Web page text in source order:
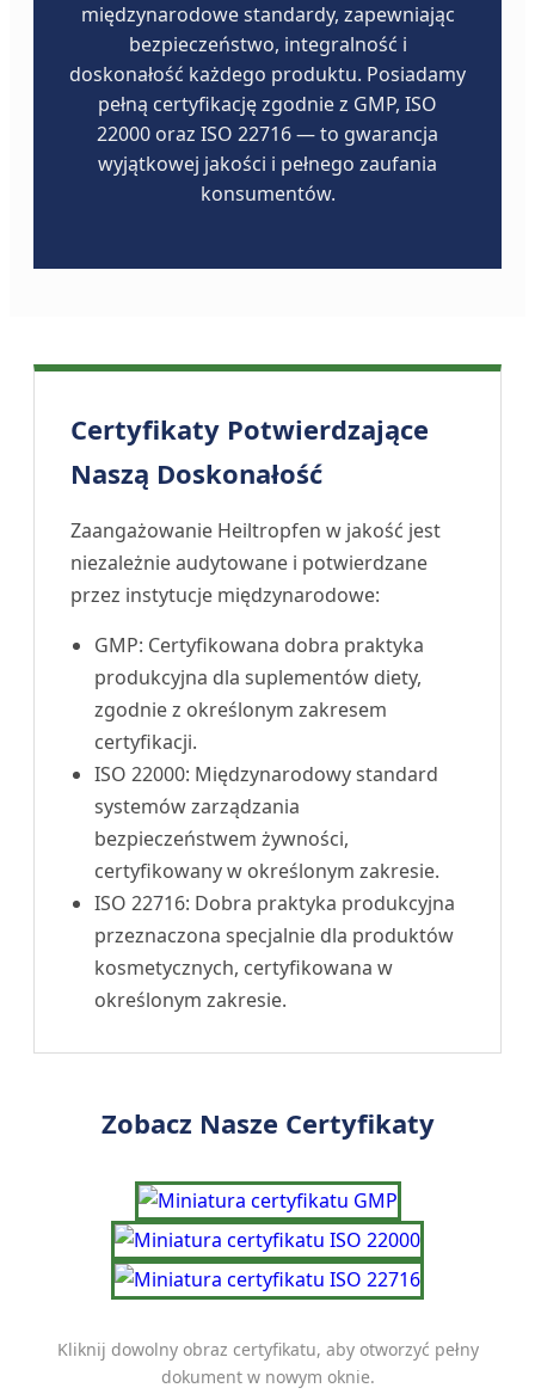
międzynarodowe standardy, zapewniając
bezpieczeństwo, integralność i
doskonałość każdego produktu. Posiadamy
pełną certyfikację zgodnie z GMP, ISO
22000 oraz ISO 22716 — to gwarancja
wyjątkowej jakości i pełnego zaufania
konsumentów.
Certyfikaty Potwierdzające
Naszą Doskonałość
Zaangażowanie Heiltropfen w jakość jest
niezależnie audytowane i potwierdzane
przez instytucje międzynarodowe:
GMP: Certyfikowana dobra praktyka
produkcyjna dla suplementów diety,
zgodnie z określonym zakresem
certyfikacji.
ISO 22000: Międzynarodowy standard
systemów zarządzania
bezpieczeństwem żywności,
certyfikowany w określonym zakresie.
ISO 22716: Dobra praktyka produkcyjna
przeznaczona specjalnie dla produktów
kosmetycznych, certyfikowana w
określonym zakresie.
Zobacz Nasze Certyfikaty
Kliknij dowolny obraz certyfikatu, aby otworzyć pełny
dokument w nowym oknie.